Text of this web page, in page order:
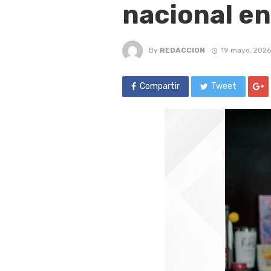
nacional
By REDACCION 19 mayo, 2026
Compartir Tweet